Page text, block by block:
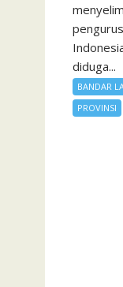
diduga...
BANDAR
PROVINSI